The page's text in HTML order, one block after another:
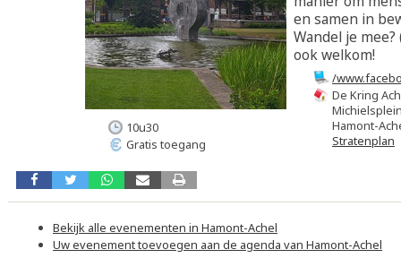
en samen in
Wandel je
ook welkom!
/
De Kring
Hamont-
Stratenplan
10u30
Gratis toegang
Bekijk alle evenementen in Hamont-Achel
Uw evenement toevoegen aan de agenda van Hamont-Achel